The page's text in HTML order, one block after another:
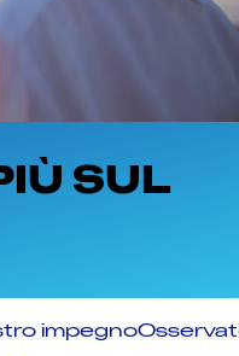
SUL
impegno